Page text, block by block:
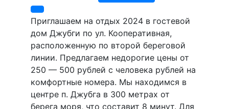
Приглашаем на отдых 2024 в гостевой
дом Джубги по ул. Кооперативная,
расположенную по второй береговой
линии. Предлагаем недорогие цены от
250 — 500 рублей с человека рублей на
комфортные номера. Мы находимся в
центре п. Джубга в 300 метрах от
берега моря, что составит 8 минут. Для